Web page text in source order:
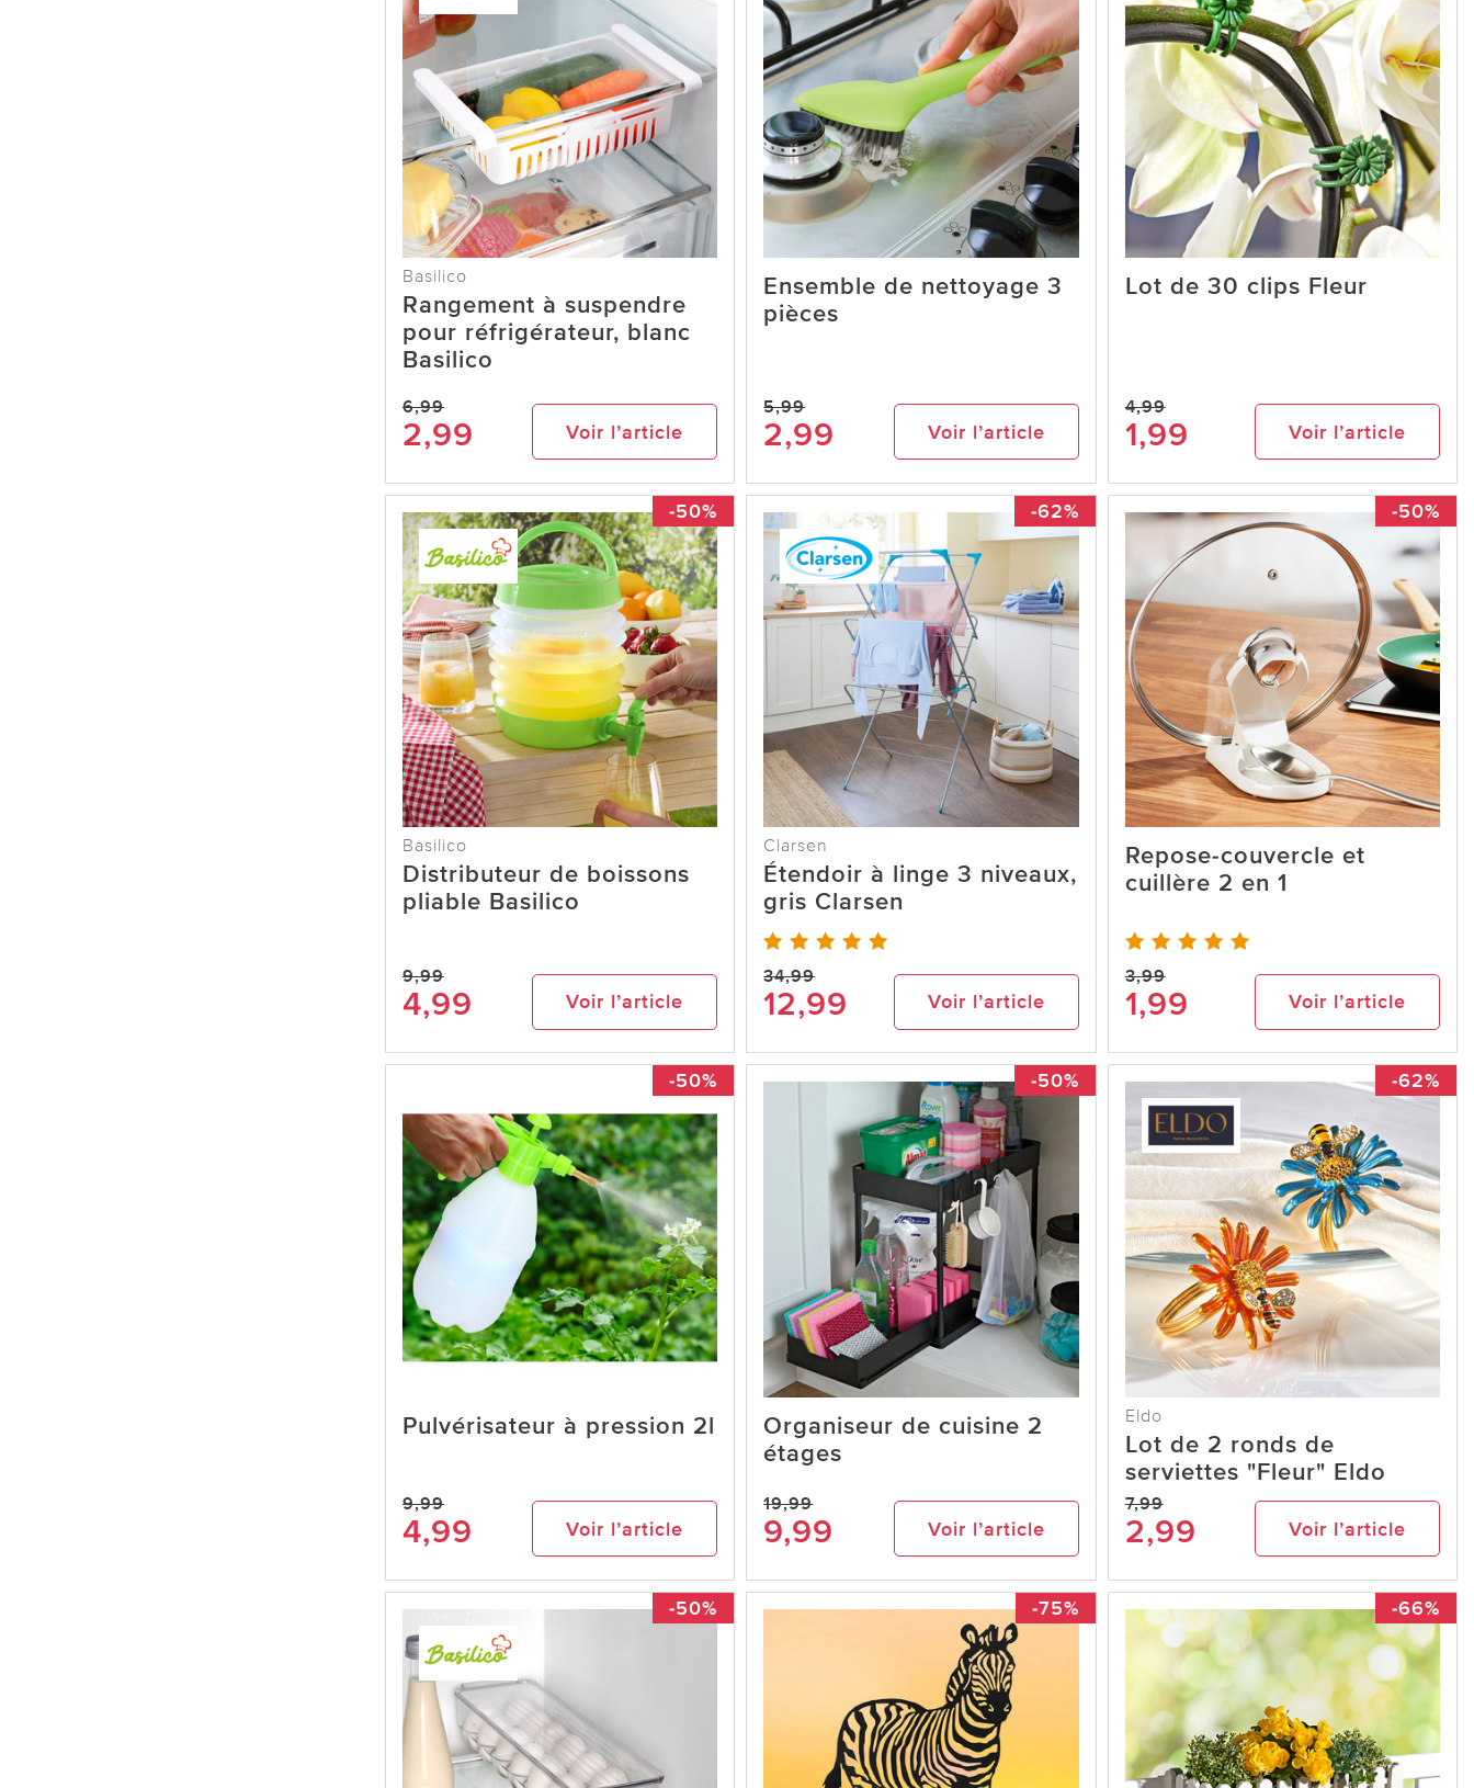
Basilico
Rangement à suspendre
pour réfrigérateur, blanc
Basilico
6,99
2,99 Voir l’article
Ensemble de nettoyage 3
pièces
5,99
2,99 Voir l’article
Lot de 30 clips Fleur
4,99
1,99 Voir l’article
-50%
Basilico
Distributeur de boissons
pliable Basilico
9,99
4,99 Voir l’article
-62%
Clarsen
Étendoir à linge 3 niveaux,
gris Clarsen
34,99
12,99 Voir l’article
-50%
Repose-couvercle et
cuillère 2 en 1
3,99
1,99 Voir l’article
-50%
Pulvérisateur à pression 2l
9,99
4,99 Voir l’article
-50%
Organiseur de cuisine 2
étages
19,99
9,99 Voir l’article
-62%
Eldo
Lot de 2 ronds de
serviettes "Fleur" Eldo
7,99
2,99 Voir l’article
-50% -75% -66%